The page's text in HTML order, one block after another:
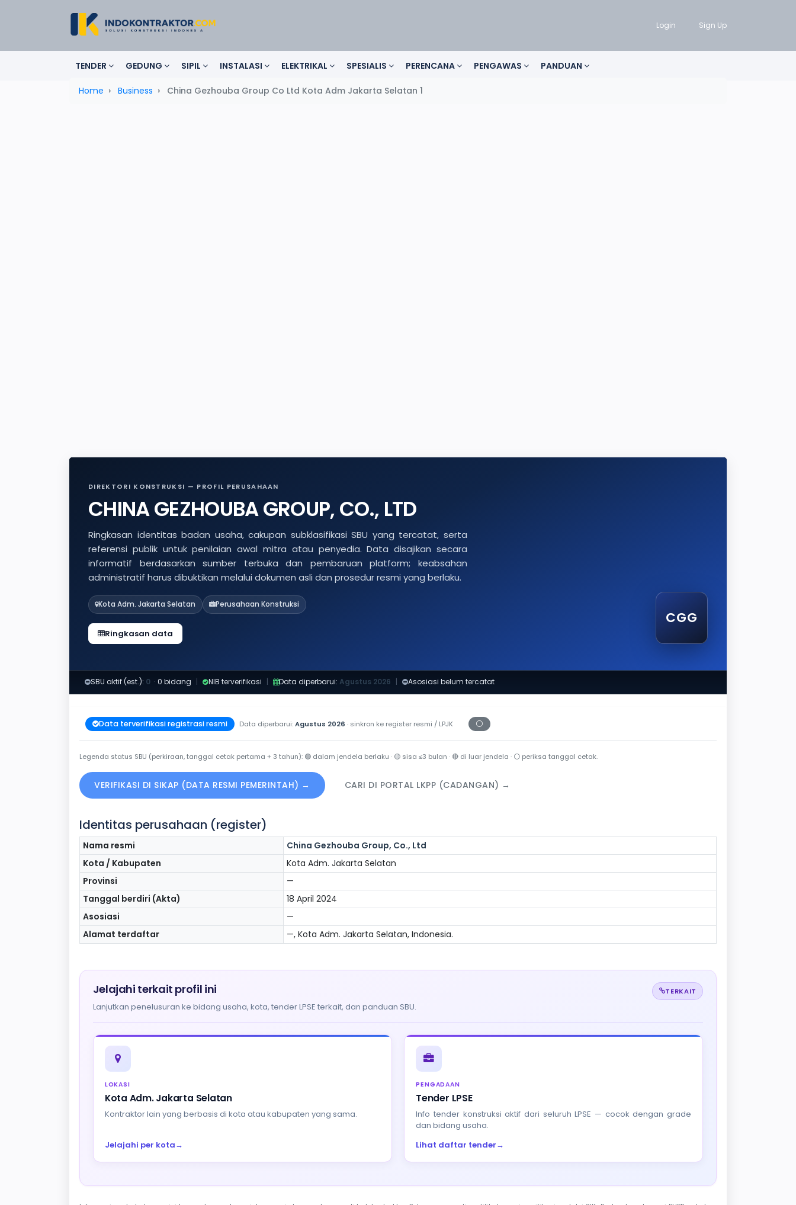
Login Sign Up
TENDER GEDUNG SIPIL INSTALASI ELEKTRIKAL SPESIALIS PERENCANA PENGAWAS PANDUAN
Home Business China Gezhouba Group Co Ltd Kota Adm Jakarta Selatan 1
DIREKTORI KONSTRUKSI — PROFIL PERUSAHAAN
CHINA GEZHOUBA GROUP, CO., LTD
Ringkasan identitas badan usaha, cakupan subklasifikasi SBU yang tercatat, serta
referensi publik untuk penilaian awal mitra atau penyedia. Data disajikan secara
informatif berdasarkan sumber terbuka dan pembaruan platform; keabsahan
administratif harus dibuktikan melalui dokumen asli dan prosedur resmi yang berlaku.
Kota Adm. Jakarta Selatan Perusahaan Konstruksi
Ringkasan data
CGG
SBU aktif (est.): 0 · 0 bidang | NIB terverifikasi | Data diperbarui:Agustus 2026 | Asosiasi belum tercatat
Data terverifikasi registrasi resmi Data diperbarui:Agustus 2026 · sinkron ke register resmi / LPJK ⚪
Periksa tanggal cetak
Legenda status SBU (perkiraan, tanggal cetak pertama + 3 tahun): 🟢 dalam jendela berlaku · 🟡 sisa ≤3 bulan ·🔴 di luar jendela · ⚪ periksa tanggal cetak.
VERIFIKASI DI SIKAP (DATA RESMI PEMERINTAH) → CARI DI PORTAL LKPP (CADANGAN) →
Identitas perusahaan (register)
Nama resmi
China Gezhouba Group, Co., Ltd
Kota / Kabupaten
Kota Adm. Jakarta Selatan
Provinsi
—
Tanggal berdiri (Akta)
18 April 2024
Asosiasi
—
Alamat terdaftar
—, Kota Adm. Jakarta Selatan, Indonesia.
Jelajahi terkait profil ini
Lanjutkan penelusuran ke bidang usaha, kota, tender LPSE terkait, dan panduan SBU.
TERKAIT
LOKASI
Kota Adm. Jakarta Selatan
Kontraktor lain yang berbasis di kota atau kabupaten yang sama.
Jelajahi per kota→
PENGADAAN
Tender LPSE
Info tender konstruksi aktif dari seluruh LPSE — cocok dengan grade
dan bidang usaha.
Lihat daftar tender→